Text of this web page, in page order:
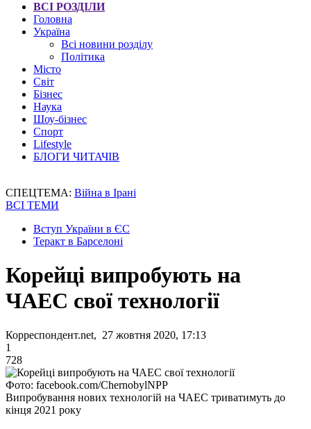
ВСІ РОЗДІЛИ
Головна
Україна
Всі новини розділу
Політика
Місто
Світ
Бізнес
Наука
Шоу-бізнес
Спорт
Lifestyle
БЛОГИ ЧИТАЧІВ
СПЕЦТЕМА: Війна в Ірані
ВСІ ТЕМИ
Вступ України в ЄС
Теракт в Барселоні
Корейці випробують на
ЧАЕС свої технології
Корреспондент.net, 27 жовтня 2020, 17:13
1
728
Фото: facebook.com/ChernobylNPP
Випробування нових технологій на ЧАЕС триватимуть до
кінця 2021 року